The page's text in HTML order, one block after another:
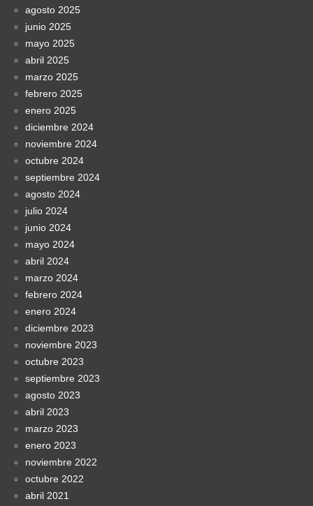
agosto 2025
junio 2025
mayo 2025
abril 2025
marzo 2025
febrero 2025
enero 2025
diciembre 2024
noviembre 2024
octubre 2024
septiembre 2024
agosto 2024
julio 2024
junio 2024
mayo 2024
abril 2024
marzo 2024
febrero 2024
enero 2024
diciembre 2023
noviembre 2023
octubre 2023
septiembre 2023
agosto 2023
abril 2023
marzo 2023
enero 2023
noviembre 2022
octubre 2022
abril 2021